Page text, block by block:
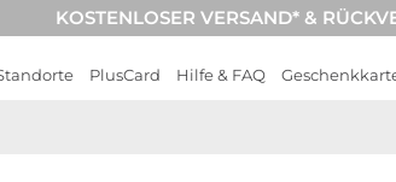
KOSTENLOSER VERSAND* &
PlusCard Hilfe & FAQ